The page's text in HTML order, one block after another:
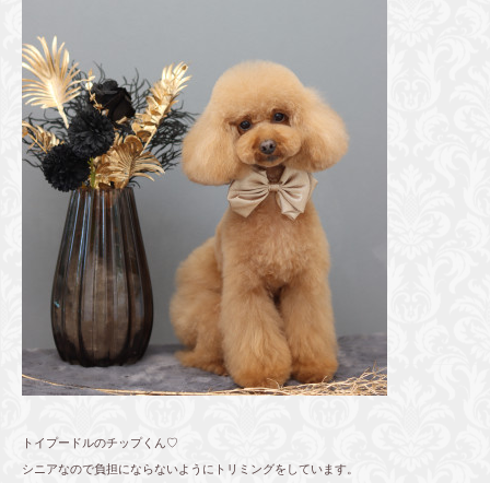
トイプードルのチップくん♡
シニアなので負担にならないようにトリミングをしています。